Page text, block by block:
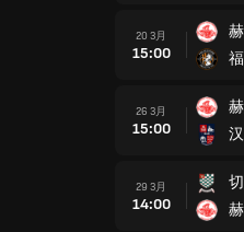
20 3月
15:00
26 3月
15:00
29 3月
14:00